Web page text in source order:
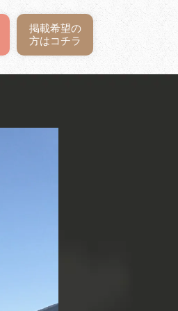
掲載希望の
方はコチラ